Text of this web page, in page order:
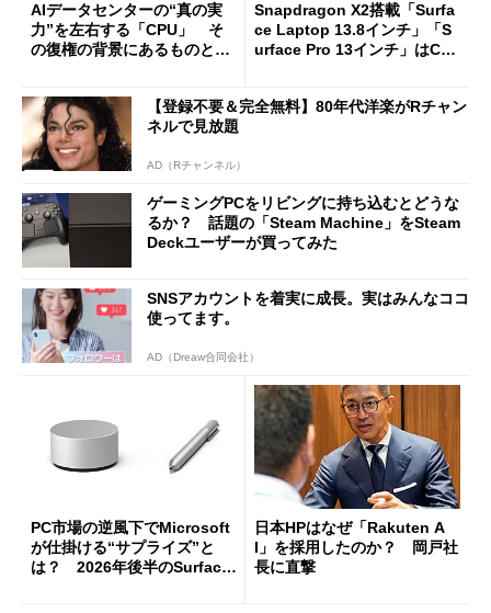
AIデータセンターの“真の実
力”を左右する「CPU」 そ
の復権の背景にあるものと
Snapdragon X2搭載「Surfa
ce Laptop 13.8インチ」「S
urface Pro 13インチ」はCop
た
【登録不要＆完全無料】80年代洋楽がRチャン
ネルで見放題
AD（Rチャンネル）
ゲーミングPCをリビングに持ち込むとどうな
るか？ 話題の「Steam Machine」をSteam
Deckユーザーが買ってみた
SNSアカウントを着実に成長。実はみんなココ
使ってます。
AD（Dreaw合同会社）
PC市場の逆風下でMicrosoft
が仕掛ける“サプライズ”と
は？ 2026年後半のSurface
日本HPはなぜ「Rakuten A
I」を採用したのか？ 岡戸社
長に直撃